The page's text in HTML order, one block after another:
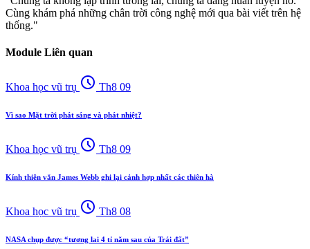
Cùng khám phá những chân trời công nghệ mới qua bài viết trên hệ
thống."
Module Liên quan
Khoa học vũ trụ schedule Th8 09
Vì sao Mặt trời phát sáng và phát nhiệt?
Khoa học vũ trụ schedule Th8 09
Kính thiên văn James Webb ghi lại cảnh hợp nhất các thiên hà
Khoa học vũ trụ schedule Th8 08
NASA chụp được “tương lai 4 tỉ năm sau của Trái đất”